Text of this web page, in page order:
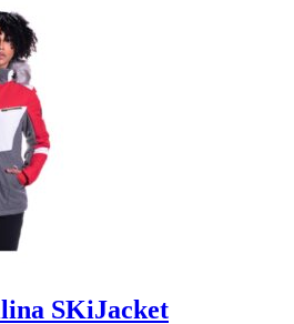
elegir
de
producto
SKiJacket